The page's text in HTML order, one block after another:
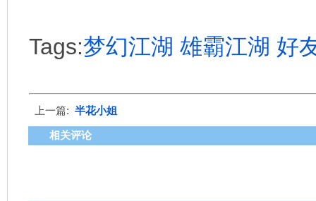
Tags:梦幻江湖 雄霸江湖 好
上一篇: 半花小姐
相关评论